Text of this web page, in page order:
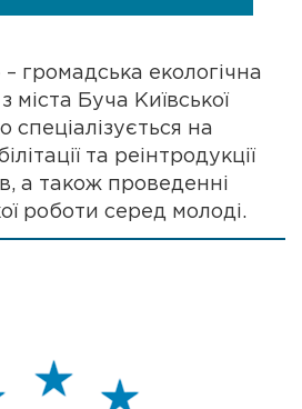
громадська екологічна
міста Буча Київської
спеціалізується на
та реінтродукції
а також проведенні
роботи серед молоді.